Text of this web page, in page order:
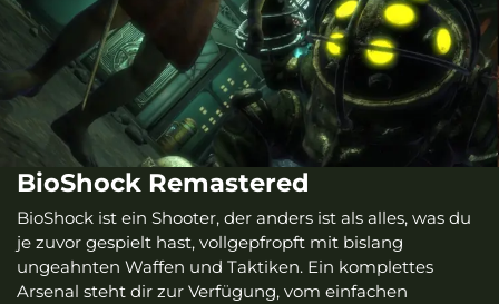
BioShock Remastered
BioShock ist ein Shooter, der anders ist als alles, was du
je zuvor gespielt hast, vollgepfropft mit bislang
ungeahnten Waffen und Taktiken. Ein komplettes
Arsenal steht dir zur Verfügung, vom einfachen